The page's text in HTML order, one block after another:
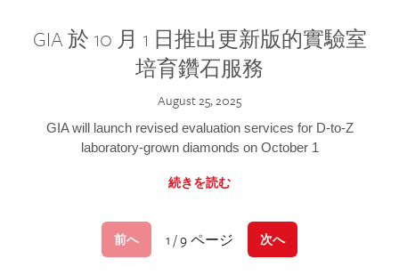
GIA 於 10 月 1 日推出更新版的實驗室
培育鑽石服務
August 25, 2025
GIA will launch revised evaluation services for D-to-Z
laboratory-grown diamonds on October 1
続きを読む
前へ 1 / 9 ページ 次へ